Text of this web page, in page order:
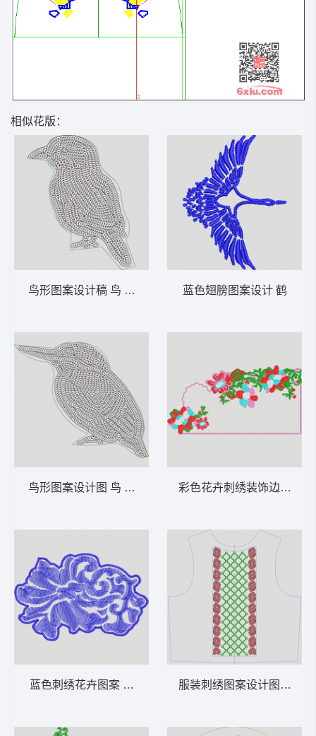
相似花版：
鸟形图案设计稿 鸟 珠片
鸟形图案设计图 鸟 珠片
蓝色刺绣花卉图案 曲线
蓝色翅膀图案设计 鹤
彩色花卉刺绣装饰边框 靓花
服装刺绣图案设计图 条码